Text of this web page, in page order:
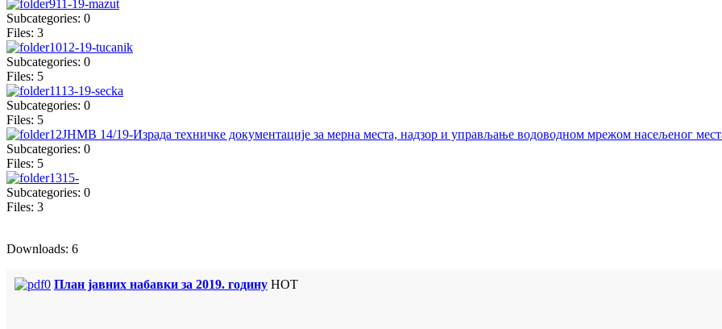
11-19-mazut
Subcategories: 0
Files: 3
12-19-tucanik
Subcategories: 0
Files: 5
13-19-secka
Subcategories: 0
Files: 5
ЈНМВ 14/19-Израда техничке документације за мерна места, надзор и управљање водоводном мрежом насељеног
Subcategories: 0
Files: 5
15-
Subcategories: 0
Files: 3
Downloads: 6
План јавних набавки за 2019. годину HOT